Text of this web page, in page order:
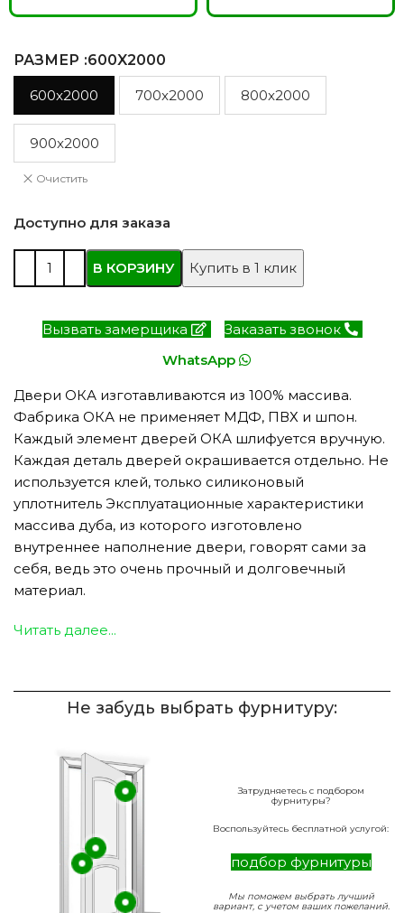
РАЗМЕР :600X2000
600x2000 700x2000 800x2000
900x2000
Очистить
Доступно для заказа
В КОРЗИНУ Купить в 1 клик
Вызвать замерщика
Заказать звонок
WhatsApp
Двери ОКА изготавливаются из 100% массива.
Фабрика ОКА не применяет МДФ, ПВХ и шпон.
Каждый элемент дверей ОКА шлифуется вручную.
Каждая деталь дверей окрашивается отдельно. Не
используется клей, только силиконовый
уплотнитель Эксплуатационные характеристики
массива дуба, из которого изготовлено
внутреннее наполнение двери, говорят сами за
себя, ведь это очень прочный и долговечный
материал.
Читать далее...
Не забудь выбрать фурнитуру:
Затрудняетесь с подбором
фурнитуры?
Воспользуйтесь бесплатной услугой:
подбор фурнитуры
Мы поможем выбрать лучший
вариант, с учетом ваших пожеланий.